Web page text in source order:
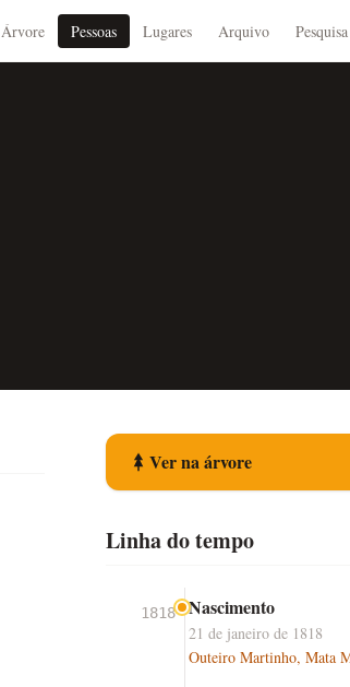
Árvore Pessoas Lugares Arquivo Pesquisa
Ver na árvore
Linha do tempo
1818 Nascimento
21 de janeiro de 1818
Outeiro Martinho, Mata